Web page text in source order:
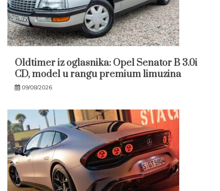
Oldtimer iz oglasnika: Opel Senator B 3.0i
CD, model u rangu premium limuzina
09/08/2026